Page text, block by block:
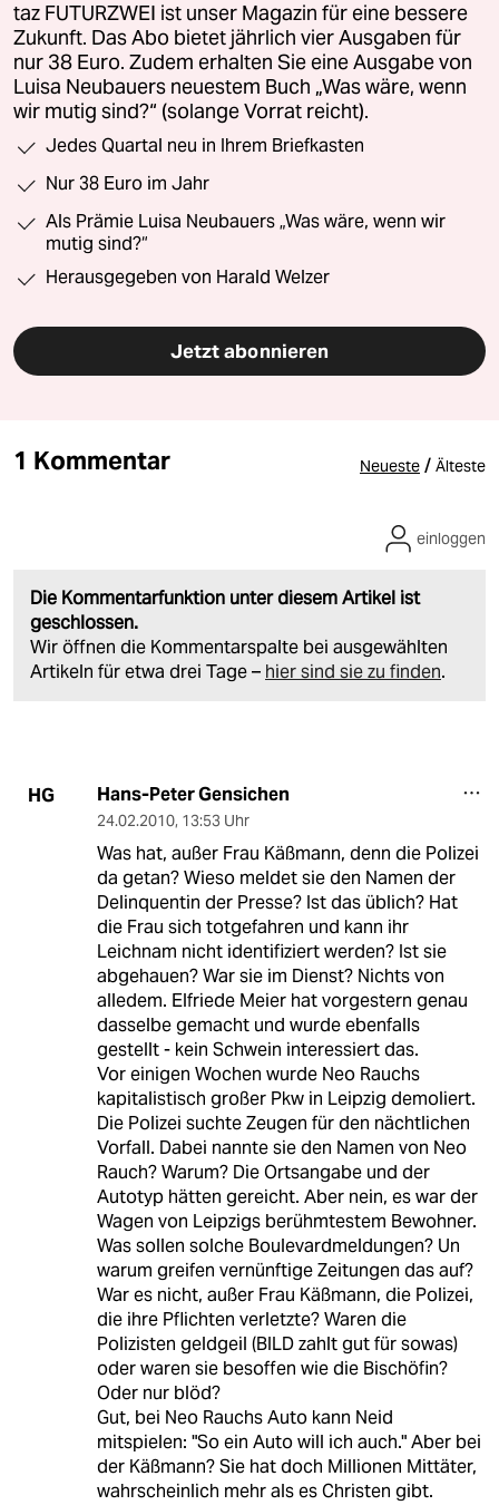
taz FUTURZWEI ist unser Magazin für eine bessere
Zukunft. Das Abo bietet jährlich vier Ausgaben für
nur 38 Euro. Zudem erhalten Sie eine Ausgabe von
Luisa Neubauers neuestem Buch „Was wäre, wenn
wir mutig sind?“ (solange Vorrat reicht).
Jedes Quartal neu in Ihrem Briefkasten
Nur 38 Euro im Jahr
Als Prämie Luisa Neubauers „Was wäre, wenn wir
mutig sind?“
Herausgegeben von Harald Welzer
Jetzt abonnieren
1 Kommentar Neueste / Älteste
Die Kommentarfunktion unter diesem Artikel ist
geschlossen.
Wir öffnen die Kommentarspalte bei ausgewählten
Artikeln für etwa drei Tage – hier sind sie zu finden.
einloggen
HG Hans-Peter Gensichen
24.02.2010, 13:53 Uhr
Was hat, außer Frau Käßmann, denn die Polizei
da getan? Wieso meldet sie den Namen der
Delinquentin der Presse? Ist das üblich? Hat
die Frau sich totgefahren und kann ihr
Leichnam nicht identifiziert werden? Ist sie
abgehauen? War sie im Dienst? Nichts von
alledem. Elfriede Meier hat vorgestern genau
dasselbe gemacht und wurde ebenfalls
gestellt - kein Schwein interessiert das.
Vor einigen Wochen wurde Neo Rauchs
kapitalistisch großer Pkw in Leipzig demoliert.
Die Polizei suchte Zeugen für den nächtlichen
Vorfall. Dabei nannte sie den Namen von Neo
Rauch? Warum? Die Ortsangabe und der
Autotyp hätten gereicht. Aber nein, es war der
Wagen von Leipzigs berühmtestem Bewohner.
Was sollen solche Boulevardmeldungen? Un
warum greifen vernünftige Zeitungen das auf?
War es nicht, außer Frau Käßmann, die Polizei,
die ihre Pflichten verletzte? Waren die
Polizisten geldgeil (BILD zahlt gut für sowas)
oder waren sie besoffen wie die Bischöfin?
Oder nur blöd?
Gut, bei Neo Rauchs Auto kann Neid
mitspielen: "So ein Auto will ich auch." Aber bei
der Käßmann? Sie hat doch Millionen Mittäter,
wahrscheinlich mehr als es Christen gibt.